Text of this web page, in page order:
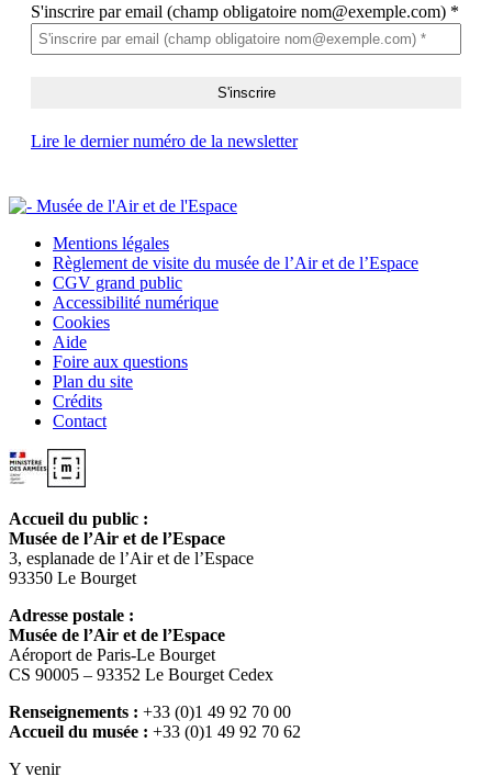
S'inscrire par email (champ obligatoire nom@exemple.com) *
Lire le dernier numéro de la newsletter
Mentions légales
Règlement de visite du musée de l’Air et de l’Espace
CGV grand public
Accessibilité numérique
Cookies
Aide
Foire aux questions
Plan du site
Crédits
Contact
Accueil du public :
Musée de l’Air et de l’Espace
3, esplanade de l’Air et de l’Espace
93350 Le Bourget
Adresse postale :
Musée de l’Air et de l’Espace
Aéroport de Paris-Le Bourget
CS 90005 – 93352 Le Bourget Cedex
Renseignements : +33 (0)1 49 92 70 00
Accueil du musée : +33 (0)1 49 92 70 62
Y venir